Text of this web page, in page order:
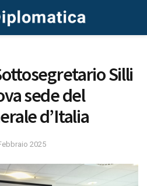
Silli
sede del
d’Italia
2025